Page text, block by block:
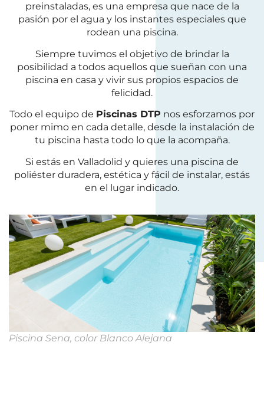
preinstaladas, es una empresa que nace de la
pasión por el agua y los instantes especiales que
rodean una piscina.
Siempre tuvimos el objetivo de brindar la
posibilidad a todos aquellos que sueñan con una
piscina en casa y vivir sus propios espacios de
felicidad.
Todo el equipo de Piscinas DTP nos esforzamos por
poner mimo en cada detalle, desde la instalación de
tu piscina hasta todo lo que la acompaña.
Si estás en Valladolid y quieres una piscina de
poliéster duradera, estética y fácil de instalar, estás
en el lugar indicado.
Piscina Sena, color Blanco Alejana